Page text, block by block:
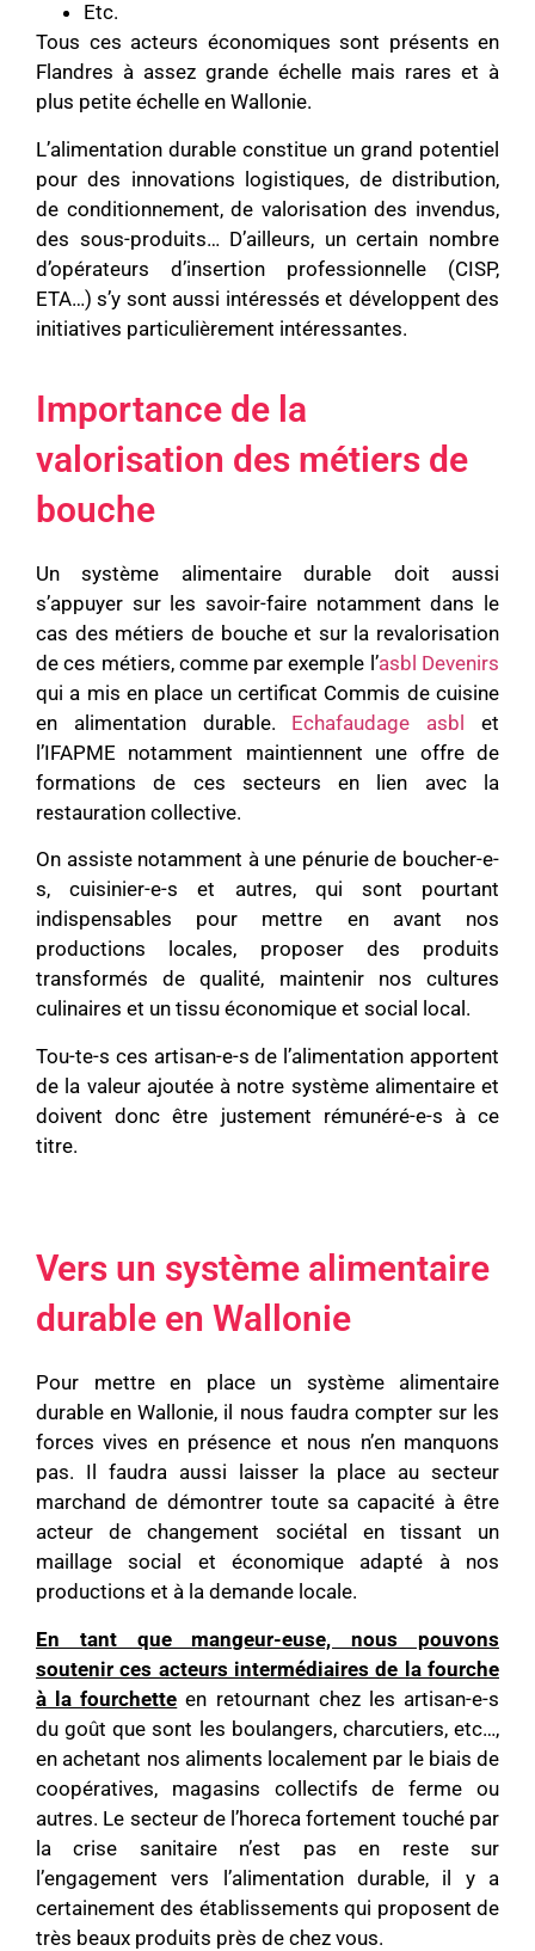
Etc.
Tous ces acteurs économiques sont présents en
Flandres à assez grande échelle mais rares et à
plus petite échelle en Wallonie.
L’alimentation durable constitue un grand potentiel
pour des innovations logistiques, de distribution,
de conditionnement, de valorisation des invendus,
des sous-produits… D’ailleurs, un certain nombre
d’opérateurs d’insertion professionnelle (CISP,
ETA…) s’y sont aussi intéressés et développent des
initiatives particulièrement intéressantes.
Importance de la
valorisation des métiers de
bouche
Un système alimentaire durable doit aussi
s’appuyer sur les savoir-faire notamment dans le
cas des métiers de bouche et sur la revalorisation
de ces métiers, comme par exemple l’asbl Devenirs
qui a mis en place un certificat Commis de cuisine
en alimentation durable. Echafaudage asbl
et
l’IFAPME notamment maintiennent une offre de
formations de ces secteurs en lien avec la
restauration collective.
On assiste notamment à une pénurie de boucher-e-
s, cuisinier-e-s et autres, qui sont pourtant
indispensables pour mettre en avant nos
productions locales, proposer des produits
transformés de qualité, maintenir nos cultures
culinaires et un tissu économique et social local.
Tou-te-s ces artisan-e-s de l’alimentation apportent
de la valeur ajoutée à notre système alimentaire et
doivent donc être justement rémunéré-e-s à ce
titre.
Vers un système alimentaire
durable en Wallonie
Pour mettre en place un système alimentaire
durable en Wallonie, il nous faudra compter sur les
forces vives en présence et nous n’en manquons
pas. Il faudra aussi laisser la place au secteur
marchand de démontrer toute sa capacité à être
acteur de changement sociétal en tissant un
maillage social et économique adapté à nos
productions et à la demande locale.
En tant que mangeur-euse, nous pouvons
soutenir ces acteurs intermédiaires de la fourche
à la fourchette en retournant chez les artisan-e-s
du goût que sont les boulangers, charcutiers, etc…,
en achetant nos aliments localement par le biais de
coopératives, magasins collectifs de ferme ou
autres. Le secteur de l’horeca fortement touché par
la crise sanitaire n’est pas en reste sur
l’engagement vers l’alimentation durable, il y a
certainement des établissements qui proposent de
très beaux produits près de chez vous.